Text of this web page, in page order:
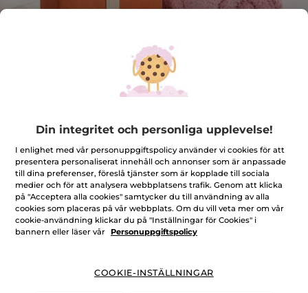
Hårhandduk & överraskningsgåva
★★★★★
★★★★★
Inget
omdöme
LÄGG TILL RECENSION
Antal
PRODUKTEN ÄR TILLFÄLLIGT SLUT
Din integritet och personliga upplevelse!
I enlighet med vår personuppgiftspolicy använder vi cookies för att
presentera personaliserat innehåll och annonser som är anpassade
till dina preferenser, föreslå tjänster som är kopplade till sociala
medier och för att analysera webbplatsens trafik. Genom att klicka
på "Acceptera alla cookies" samtycker du till användning av alla
cookies som placeras på vår webbplats. Om du vill veta mer om vår
cookie-användning klickar du på "Inställningar för Cookies" i
bannern eller läser vår
Personuppgiftspolicy
COOKIE-INSTÄLLNINGAR